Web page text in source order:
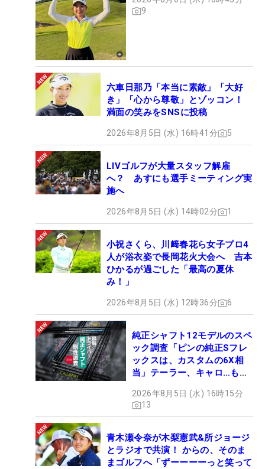
9
六車日那乃「本当に素敵」「大好
き」「心から尊敬」とゾッコン！
満面の笑みをSNSに投稿
2026年8月5日 (水) 16時41分 5
LIVゴルフが大量スタッフ解雇
へ？ あすにも選手ミーティング実
施へ
2026年8月5日 (水) 14時02分 1
小祝さくら、川﨑春花ら女子プロ4
人が浴衣姿で長岡花火大会へ 吉本
ひかるが過ごした「最高の夏休
み！」
2026年8月5日 (水) 12時36分 6
純正シャフト12モデルのスペ
ック調査「ピンの純正Sフレ
ックスは、カスタムの6X相
当」テーラー、キャロ…もチ
2026年8月5日 (水) 16時15分
13
青木瀬令奈が木梨憲武&所ジョージ
とラジオで共演！ からの、そのま
まゴルフへ「ずーーーーっと笑って